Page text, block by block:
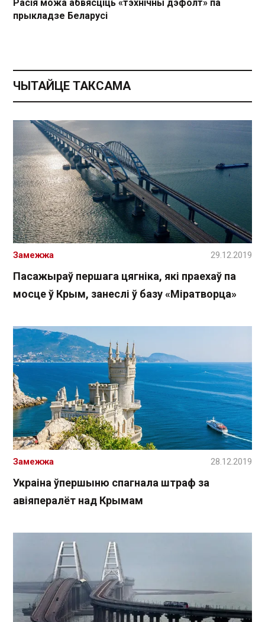
Расія можа абвясціць «тэхнічны дэфолт» па
прыкладзе Беларусі
ЧЫТАЙЦЕ ТАКСАМА
Пасажыраў першага цягніка, які праехаў па
мосце ў Крым, занеслі ў базу «Міратворца»
Замежжа 29.12.2019
Украіна ўпершыню спагнала штраф за
авіяпералёт над Крымам
Замежжа 28.12.2019